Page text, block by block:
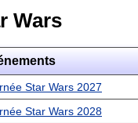
Wars
Star Wars 2027
Star Wars 2028